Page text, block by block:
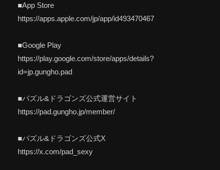
■App Store
https://apps.apple.com/jp/app/id493470467
■Google Play
https://play.google.com/store/apps/details?
id=jp.gungho.pad
■パズル&ドラゴンズ公式運営サイト
https://pad.gungho.jp/member/
■パズル&ドラゴンズ公式X
https://x.com/pad_sexy